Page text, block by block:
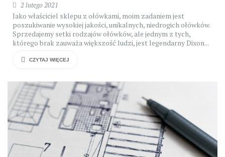
2 lutego 2021
Jako właściciel sklepu z ołówkami, moim zadaniem jest
poszukiwanie wysokiej jakości, unikalnych, niedrogich ołówków.
Sprzedajemy setki rodzajów ołówków, ale jednym z tych,
którego brak zauważa większość ludzi, jest legendarny Dixon...
CZYTAJ WIĘCEJ